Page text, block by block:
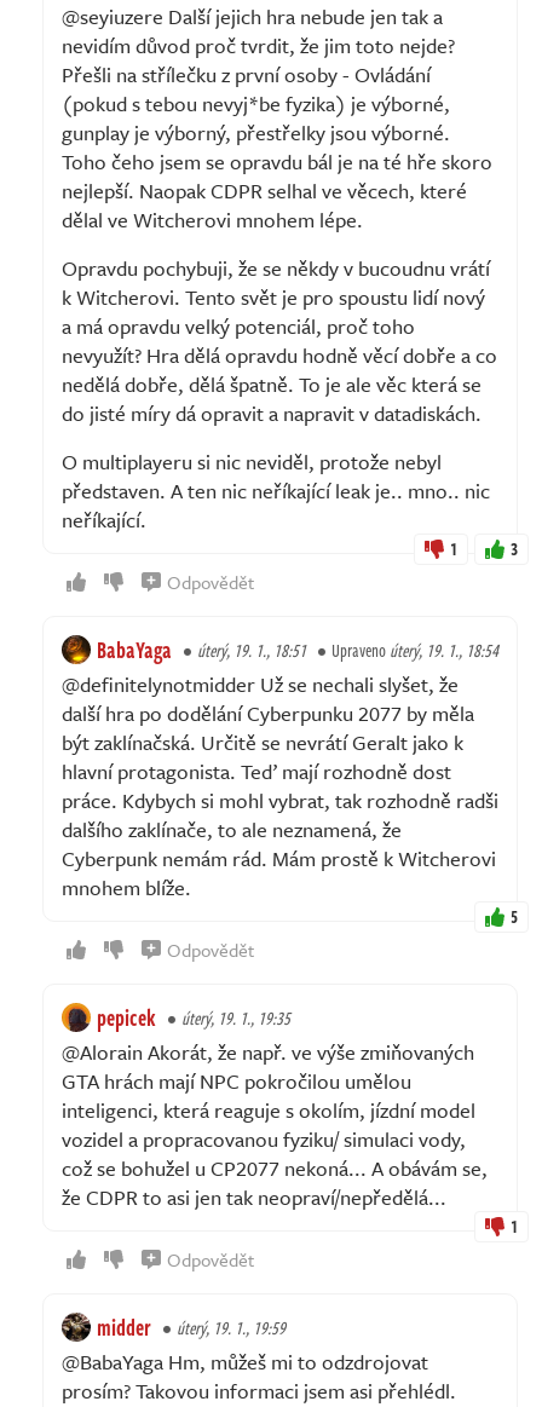
@seyiuzere Další jejich hra nebude jen tak a
nevidím důvod proč tvrdit, že jim toto nejde?
Přešli na střílečku z první osoby - Ovládání
(pokud s tebou nevyj*be fyzika) je výborné,
gunplay je výborný, přestřelky jsou výborné.
Toho čeho jsem se opravdu bál je na té hře skoro
nejlepší. Naopak CDPR selhal ve věcech, které
dělal ve Witcherovi mnohem lépe.
Opravdu pochybuji, že se někdy v bucoudnu vrátí
k Witcherovi. Tento svět je pro spoustu lidí nový
a má opravdu velký potenciál, proč toho
nevyužít? Hra dělá opravdu hodně věcí dobře a co
nedělá dobře, dělá špatně. To je ale věc která se
do jisté míry dá opravit a napravit v datadiskách.
O multiplayeru si nic neviděl, protože nebyl
představen. A ten nic neříkající leak je.. mno.. nic
neříkající.
1 3
Odpovědět
BabaYaga úterý, 19. 1., 18:51 Upravenoúterý, 19. 1., 18:54
@definitelynotmidder Už se nechali slyšet, že
další hra po dodělání Cyberpunku 2077 by měla
být zaklínačská. Určitě se nevrátí Geralt jako k
hlavní protagonista. Teď mají rozhodně dost
práce. Kdybych si mohl vybrat, tak rozhodně radši
dalšího zaklínače, to ale neznamená, že
Cyberpunk nemám rád. Mám prostě k Witcherovi
mnohem blíže.
5
Odpovědět
pepicek úterý, 19. 1., 19:35
@Alorain Akorát, že např. ve výše zmiňovaných
GTA hrách mají NPC pokročilou umělou
inteligenci, která reaguje s okolím, jízdní model
vozidel a propracovanou fyziku/ simulaci vody,
což se bohužel u CP2077 nekoná... A obávám se,
že CDPR to asi jen tak neopraví/nepředělá...
1
Odpovědět
midder úterý, 19. 1., 19:59
@BabaYaga Hm, můžeš mi to odzdrojovat
prosím? Takovou informaci jsem asi přehlédl.